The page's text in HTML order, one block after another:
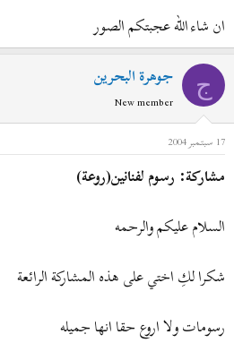
ان شاء الله عجبتكم الصور
ج جوهرة البحرين
New member
17 سبتمبر 2004
مشاركة: رسوم لفنانين(روعة)
السلام عليكم والرحمه
شكرا لكِ اختي على هذه المشاركة الرائعة
رسومات ولا اروع حقا انها جميله